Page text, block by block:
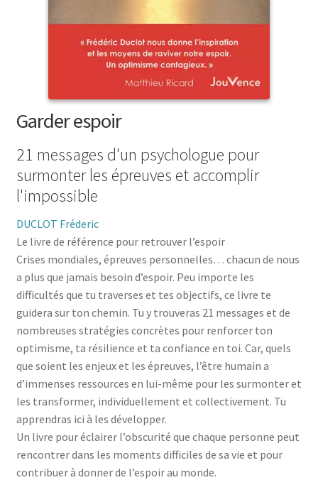
Médecine douces
Garder espoir
21 messages d'un psychologue pour
surmonter les épreuves et accomplir
l'impossible
DUCLOT Fréderic
Le livre de référence pour retrouver l’espoir
Crises mondiales, épreuves personnelles… chacun de nous
a plus que jamais besoin d’espoir. Peu importe les
difficultés que tu traverses et tes objectifs, ce livre te
guidera sur ton chemin. Tu y trouveras 21 messages et de
nombreuses stratégies concrètes pour renforcer ton
optimisme, ta résilience et ta confiance en toi. Car, quels
que soient les enjeux et les épreuves, l’être humain a
d’immenses ressources en lui-même pour les surmonter et
les transformer, individuellement et collectivement. Tu
apprendras ici à les développer.
Un livre pour éclairer l’obscurité que chaque personne peut
rencontrer dans les moments difficiles de sa vie et pour
contribuer à donner de l’espoir au monde.